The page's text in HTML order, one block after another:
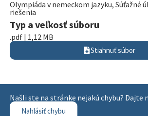
Olympiáda v nemeckom jazyku, Súťažné
riešenia
Typ a veľkosť súboru
.pdf | 1,12 MB
Stiahnuť súbor
Našli ste na stránke nejakú chybu? Dajte
Nahlásiť chybu